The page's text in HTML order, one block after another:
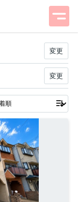
変更
変更